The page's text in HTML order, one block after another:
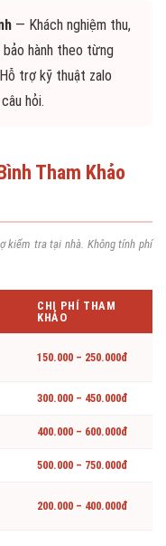
— Khách nghiệm thu,
hành theo từng
trợ kỹ thuật zalo
hỏi.
Tham Khảo
kiểm tra tại nhà. Không tính phí
CHI PHÍ THAM
KHẢO
150.000 – 250.000đ
300.000 – 450.000đ
400.000 – 600.000đ
500.000 – 750.000đ
200.000 – 400.000đ